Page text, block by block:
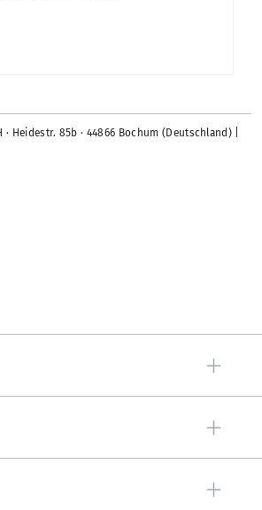
Heidestr. 85b · 44866 Bochum (Deutschland) |